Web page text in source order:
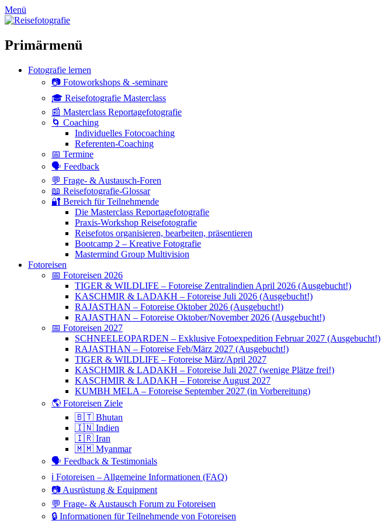
zum
Inhalt
Menü
Primärmenü
Fotografie lernen
📷 Fotoworkshops & -seminare
🎓 Reisefotografie Masterclass
📰 Masterclass Reportagefotografie
🌀 Coaching
Individuelles Fotocoaching
Referenten-Coaching
📅 Termine
🗣 Feedback
💬 Frage- & Austausch-Foren
📖 Reisefotografie-Glossar
🔐 Bereich für Teilnehmende
Die Masterclass Reportagefotografie
Praxis-Workshop Reisefotografie
Reisefotos organisieren, bearbeiten, präsentieren
Bootcamp 2 – Kreative Fotografie
Mastermind Group Multivision
Fotoreisen
📅 Fotoreisen 2026
TIGER & WILDLIFE – Fotoreise Zentralindien April 2026 (Ausgebucht!)
KASCHMIR & LADAKH – Fotoreise Juli 2026 (Ausgebucht!)
RAJASTHAN – Fotoreise Oktober 2026 (Ausgebucht!)
RAJASTHAN – Fotoreise Oktober/November 2026 (Ausgebucht!)
📅 Fotoreisen 2027
SCHNEELEOPARDEN – Exklusive Fotoexpedition Februar 2027 (Ausgebucht!)
RAJASTHAN – Fotoreise Feb/März 2027 (Ausgebucht!)
TIGER & WILDLIFE – Fotoreise März/April 2027
KASCHMIR & LADAKH – Fotoreise Juli 2027 (wenige Plätze frei!)
KASCHMIR & LADAKH – Fotoreise August 2027
KUMBH MELA – Fotoreise September 2027 (in Vorbereitung)
🌎 Fotoreisen Ziele
🇧🇹 Bhutan
🇮🇳 Indien
🇮🇷 Iran
🇲🇲 Myanmar
🗣 Feedback & Testimonials
ℹ️ Fotoreisen – Allgemeine Informationen (FAQ)
📷 Ausrüstung & Equipment
💬 Frage- & Austausch Forum zu Fotoreisen
🔒 Informationen für Teilnehmende von Fotoreisen